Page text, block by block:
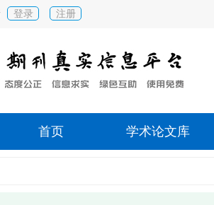
登录 注册
首页 学术论文库